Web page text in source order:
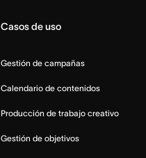
Casos de uso
Gestión de campañas
Calendario de contenidos
Producción de trabajo creativo
Gestión de objetivos